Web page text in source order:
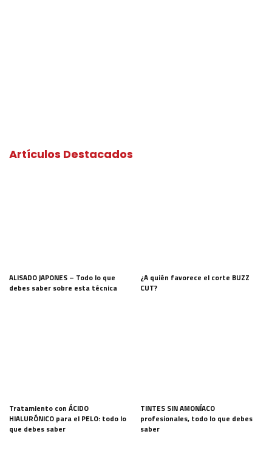
Artículos Destacados
ALISADO JAPONES – Todo lo que
debes saber sobre esta técnica
¿A quién favorece el corte BUZZ
CUT?
Tratamiento con ÁCIDO
HIALURÓNICO para el PELO: todo lo
que debes saber
TINTES SIN AMONÍACO
profesionales, todo lo que debes
saber